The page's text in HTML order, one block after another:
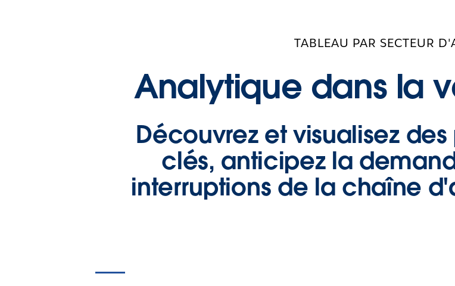
TABLEAU PAR SECTEUR
Analytique dans la
Découvrez et visualisez
clés, anticipez la
interruptions de la chaîne